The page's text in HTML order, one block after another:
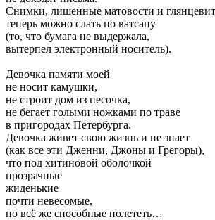
Снимки, лишенные матовости и
теперь можно слать по ватсапу
(то, что бумага не выдержала,
вытерпел электронный носитель).
Девочка памяти моей
не носит камушки,
не строит дом из песочка,
не бегает голыми ножками по траве
в пригородах Петербурга.
Девочка живет свою жизнь и не знает
(как все эти Дженни, Джоны и Грегоры),
что под хитиновой оболочкой
прозрачные
жиденькие
почти невесомые,
но всё же способные полететь…